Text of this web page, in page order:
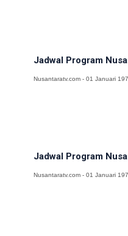
Jadwal Program
Nusantaratv.com - 01 Januari
Jadwal Program
Nusantaratv.com - 01 Januari